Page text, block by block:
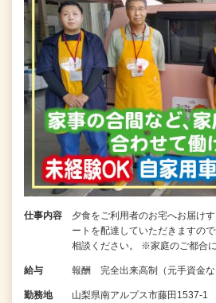
仕事内容
夕食をご利用者のお宅へお届け
ートを配達していただきますの
相談ください。 ※家庭のご都合
給与 報酬 完全出来高制（元手資金な
勤務地
山梨県南アルプス市藤田1537-1